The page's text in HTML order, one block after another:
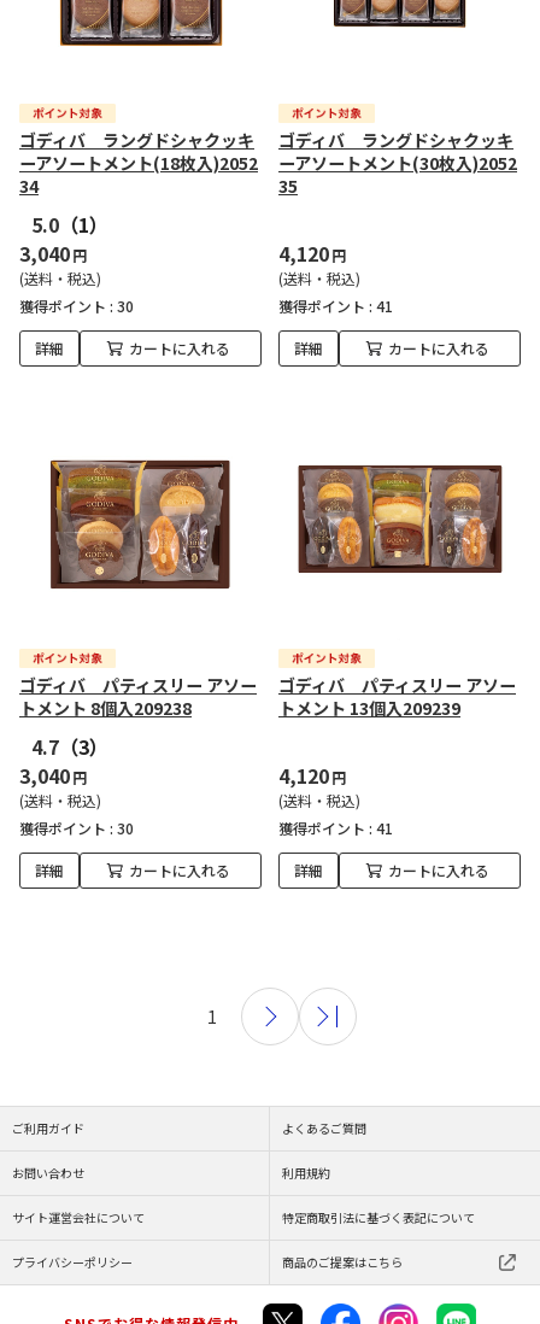
ゴディバ ラングドシャクッキ
ーアソートメント(18枚入)2052
34
5.0 （1）
3,040円
(送料・税込)
獲得ポイント : 30
詳細 カートに入れる
ゴディバ ラングドシャクッキ
ーアソートメント(30枚入)2052
35
4,120円
(送料・税込)
獲得ポイント : 41
詳細 カートに入れる
ゴディバ パティスリー アソー
トメント 8個入209238
4.7 （3）
3,040円
(送料・税込)
獲得ポイント : 30
詳細 カートに入れる
ゴディバ パティスリー アソー
トメント 13個入209239
4,120円
(送料・税込)
獲得ポイント : 41
詳細 カートに入れる
1
ご利用ガイド よくあるご質問
お問い合わせ 利用規約
サイト運営会社について 特定商取引法に基づく表記について
プライバシーポリシー 商品のご提案はこちら